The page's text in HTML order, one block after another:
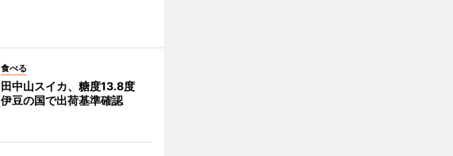
食べる
田中山スイカ、糖度13.8度
伊豆の国で出荷基準確認